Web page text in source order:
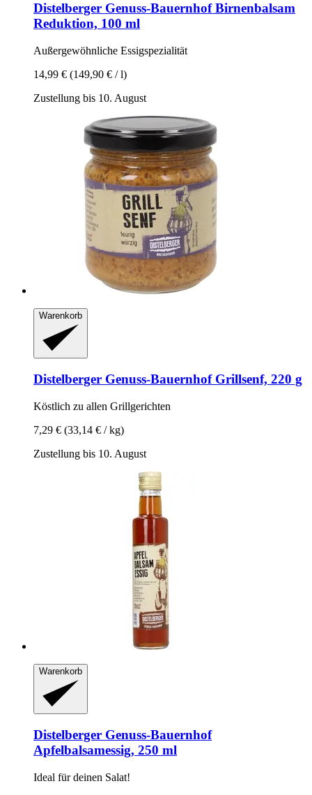
Distelberger Genuss-BauernhofBirnenbalsam
Reduktion, 100 ml
Außergewöhnliche Essigspezialität
14,99 € (149,90 € / l)
Zustellung bis 10. August
Warenkorb
Distelberger Genuss-BauernhofGrillsenf, 220 g
Köstlich zu allen Grillgerichten
7,29 € (33,14 € / kg)
Zustellung bis 10. August
Warenkorb
Distelberger Genuss-Bauernhof
Apfelbalsamessig, 250 ml
Ideal für deinen Salat!